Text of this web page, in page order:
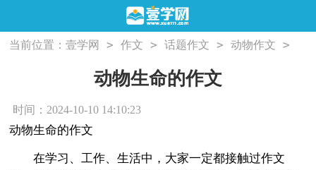
当前位置：壹学网 > 作文 > 话题作文 > 动物作文 >
动物生命的作文
时间：2024-10-10 14:10:23
动物生命的作文
在学习、工作、生活中，大家一定都接触过作文